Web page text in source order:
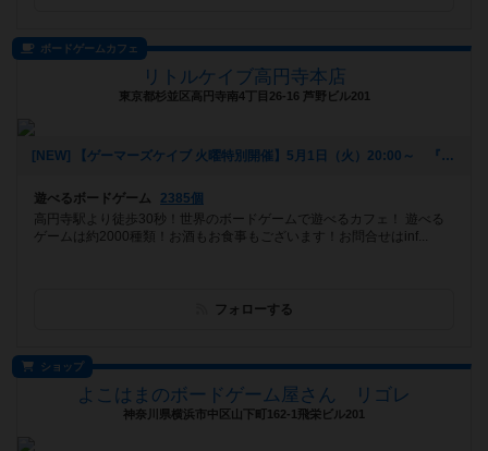
ボードゲームカフェ
リトルケイブ高円寺本店
東京都杉並区高円寺南4丁目26-16 芦野ビル201
[NEW] 【ゲーマーズケイブ 火曜特別開催】5月1日（火）20:00～ 『ロールプレイヤー』（2018年04月22日 18時42分）
遊べるボードゲーム
2385個
高円寺駅より徒歩30秒！世界のボードゲームで遊べるカフェ！ 遊べる
ゲームは約2000種類！お酒もお食事もございます！お問合せはinf...
フォローする
ショップ
よこはまのボードゲーム屋さん リゴレ
神奈川県横浜市中区山下町162-1飛栄ビル201